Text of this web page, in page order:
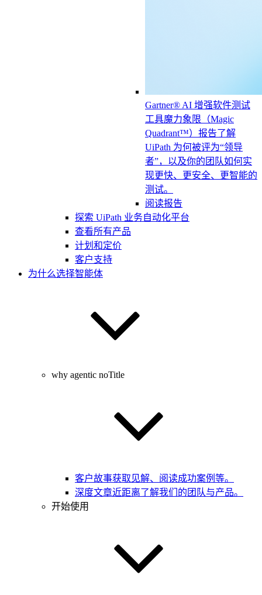
Gartner® AI 增强软件测试
工具魔力象限（Magic
Quadrant™）报告了解
UiPath 为何被评为“领导
者”，以及你的团队如何实
现更快、更安全、更智能的
测试。
阅读报告
探索 UiPath 业务自动化平台
查看所有产品
计划和定价
客户支持
为什么选择智能体
why agentic noTitle
客户故事获取见解、阅读成功案例等。
深度文章近距离了解我们的团队与产品。
开始使用